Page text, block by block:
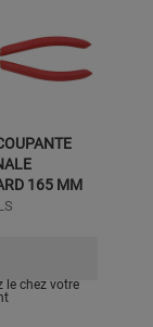
165 MM
le chez votre